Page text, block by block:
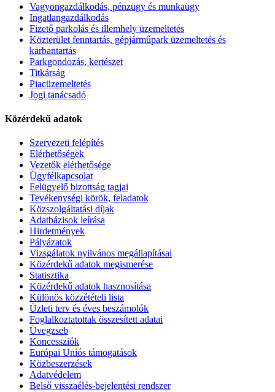
Vagyongazdálkodás, pénzügy és munkaügy
Ingatlangazdálkodás
Fizető parkolás és illemhely üzemeltetés
Közterület fenntartás, gépjárműpark üzemeltetés és
karbantartás
Parkgondozás, kertészet
Titkárság
Piacüzemeltetés
Jogi tanácsadó
Közérdekű adatok
Szervezeti felépítés
Elérhetőségek
Vezetők elérhetősége
Ügyfélkapcsolat
Felügyelő bizottság tagjai
Tevékenységi körök, feladatok
Közszolgáltatási díjak
Adatbázisok leírása
Hirdetmények
Pályázatok
Vizsgálatok nyilvános megállapításai
Közérdekű adatok megismerése
Statisztika
Közérdekű adatok hasznosítása
Különös közzétételi lista
Üzleti terv és éves beszámolók
Foglalkoztatottak összesített adatai
Üvegzseb
Koncessziók
Európai Uniós támogatások
Közbeszerzések
Adatvédelem
Belső visszaélés-bejelentési rendszer